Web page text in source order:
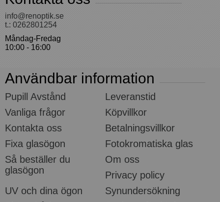
info@renoptik.se
t.: 0262801254
Måndag-Fredag
10:00 - 16:00
Användbar information
Pupill Avstånd
Leveranstid
Vanliga frågor
Köpvillkor
Kontakta oss
Betalningsvillkor
Fixa glasögon
Fotokromatiska glas
Så beställer du
glasögon
Om oss
Privacy policy
UV och dina ögon
Synundersökning